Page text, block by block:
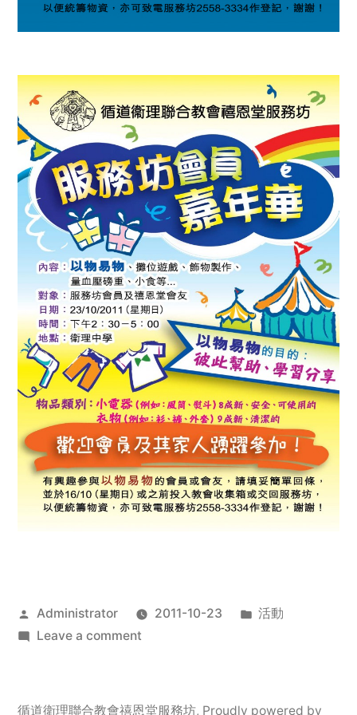
Posted
by
Administrator 2011-10-23
Posted
活動
Leave a commenton
服
循道衛理聯合教會禧恩堂服務坊, Proudly powered by